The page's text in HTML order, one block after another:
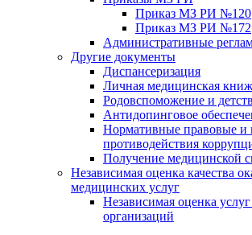
Приказ МЗ РИ №120
Приказ МЗ РИ №172
Административные
Другие документы
Диспансеризация
Личная медицинская
Родовспоможение и
Антидопинговое
Нормативные правовые и
противодействия
Получение медицинской
Независимая оценка качества
медицинских услуг
Независимая оценка
организаций